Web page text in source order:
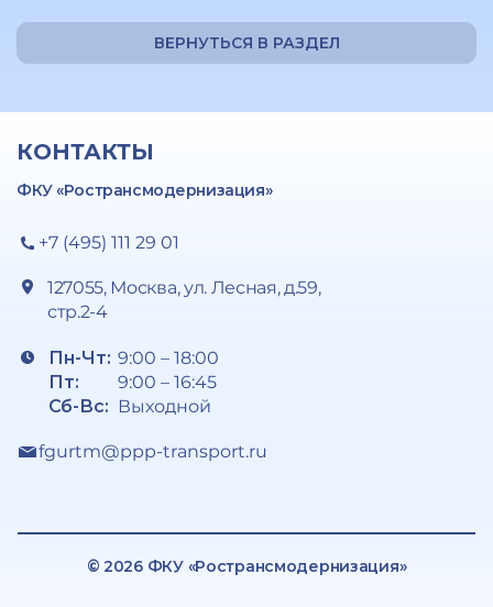
ВЕРНУТЬСЯ В РАЗДЕЛ
КОНТАКТЫ
ФКУ «Ространсмодернизация»
+7 (495) 111 29 01
127055, Москва, ул. Лесная, д.59,
стр.2-4
Пн-Чт:
Пт:
Сб-Вс:
9:00 – 18:00
9:00 – 16:45
Выходной
fgurtm@ppp-transport.ru
© 2026 ФКУ «Ространсмодернизация»